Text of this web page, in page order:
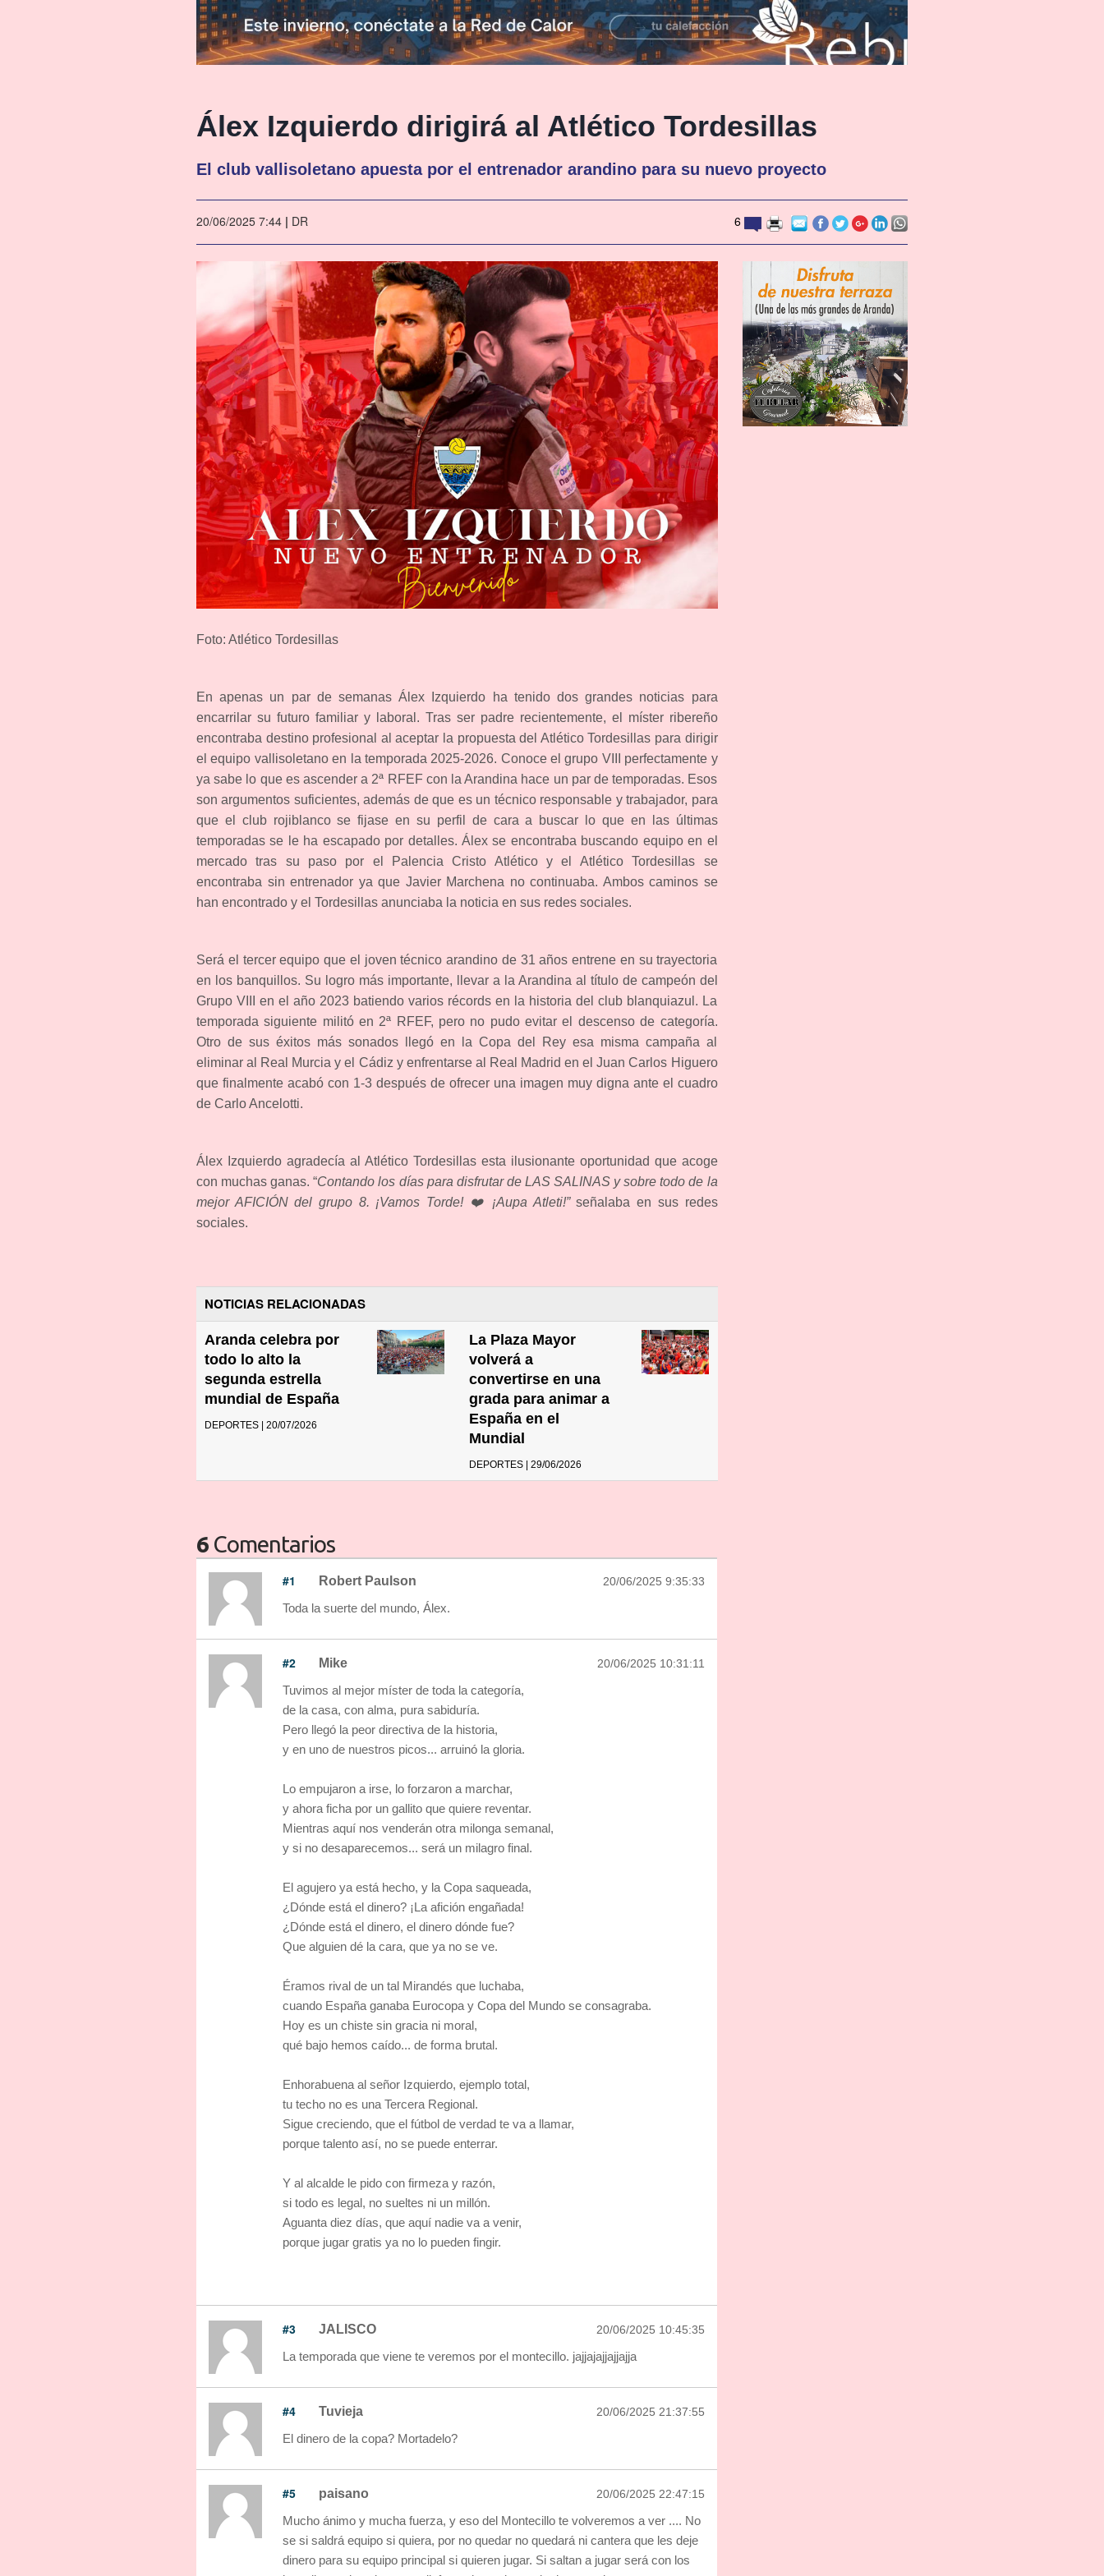
Álex Izquierdo dirigirá al Atlético Tordesillas
El club vallisoletano apuesta por el entrenador arandino para su nuevo proyecto
20/06/2025 7:44 | DR 6
Foto: Atlético Tordesillas
En apenas un par de semanas Álex Izquierdo ha tenido dos grandes noticias para
encarrilar su futuro familiar y laboral. Tras ser padre recientemente, el míster ribereño
encontraba destino profesional al aceptar la propuesta del Atlético Tordesillas para dirigir
el equipo vallisoletano en la temporada 2025-2026. Conoce el grupo VIII perfectamente y
ya sabe lo que es ascender a 2ª RFEF con la Arandina hace un par de temporadas. Esos
son argumentos suficientes, además de que es un técnico responsable y trabajador, para
que el club rojiblanco se fijase en su perfil de cara a buscar lo que en las últimas
temporadas se le ha escapado por detalles. Álex se encontraba buscando equipo en el
mercado tras su paso por el Palencia Cristo Atlético y el Atlético Tordesillas se
encontraba sin entrenador ya que Javier Marchena no continuaba. Ambos caminos se
han encontrado y el Tordesillas anunciaba la noticia en sus redes sociales.
Será el tercer equipo que el joven técnico arandino de 31 años entrene en su trayectoria
en los banquillos. Su logro más importante, llevar a la Arandina al título de campeón del
Grupo VIII en el año 2023 batiendo varios récords en la historia del club blanquiazul. La
temporada siguiente militó en 2ª RFEF, pero no pudo evitar el descenso de categoría.
Otro de sus éxitos más sonados llegó en la Copa del Rey esa misma campaña al
eliminar al Real Murcia y el Cádiz y enfrentarse al Real Madrid en el Juan Carlos Higuero
que finalmente acabó con 1-3 después de ofrecer una imagen muy digna ante el cuadro
de Carlo Ancelotti.
Álex Izquierdo agradecía al Atlético Tordesillas esta ilusionante oportunidad que acoge
con muchas ganas. “Contando los días para disfrutar de LAS SALINAS y sobre todo de la
mejor AFICIÓN del grupo 8. ¡Vamos Torde! ❤️ ¡Aupa Atleti!”señalaba en sus redes
sociales.
NOTICIAS RELACIONADAS
Aranda celebra por
todo lo alto la
segunda estrella
mundial de España
DEPORTES | 20/07/2026
La Plaza Mayor
volverá a
convertirse en una
grada para animar a
España en el
Mundial
DEPORTES | 29/06/2026
6 Comentarios
#1 Robert Paulson 20/06/2025 9:35:33
Toda la suerte del mundo, Álex.
#2 Mike 20/06/2025 10:31:11
Tuvimos al mejor míster de toda la categoría,
de la casa, con alma, pura sabiduría.
Pero llegó la peor directiva de la historia,
y en uno de nuestros picos... arruinó la gloria.
Lo empujaron a irse, lo forzaron a marchar,
y ahora ficha por un gallito que quiere reventar.
Mientras aquí nos venderán otra milonga semanal,
y si no desaparecemos... será un milagro final.
El agujero ya está hecho, y la Copa saqueada,
¿Dónde está el dinero? ¡La afición engañada!
¿Dónde está el dinero, el dinero dónde fue?
Que alguien dé la cara, que ya no se ve.
Éramos rival de un tal Mirandés que luchaba,
cuando España ganaba Eurocopa y Copa del Mundo se consagraba.
Hoy es un chiste sin gracia ni moral,
qué bajo hemos caído... de forma brutal.
Enhorabuena al señor Izquierdo, ejemplo total,
tu techo no es una Tercera Regional.
Sigue creciendo, que el fútbol de verdad te va a llamar,
porque talento así, no se puede enterrar.
Y al alcalde le pido con firmeza y razón,
si todo es legal, no sueltes ni un millón.
Aguanta diez días, que aquí nadie va a venir,
porque jugar gratis ya no lo pueden fingir.
#3 JALISCO 20/06/2025 10:45:35
La temporada que viene te veremos por el montecillo. jajjajajjajjajja
#4 Tuvieja 20/06/2025 21:37:55
El dinero de la copa? Mortadelo?
#5 paisano 20/06/2025 22:47:15
Mucho ánimo y mucha fuerza, y eso del Montecillo te volveremos a ver .... No
se si saldrá equipo si quiera, por no quedar no quedará ni cantera que les deje
dinero para su equipo principal si quieren jugar. Si saltan a jugar será con los